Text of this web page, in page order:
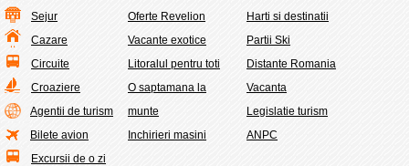
Sejur
Cazare
Circuite
Croaziere
Agentii de turism
Bilete avion
Excursii de o zi
Oferte Revelion
Vacante exotice
Litoralul pentru toti
O saptamana la
munte
Inchirieri masini
Harti si destinatii
Partii Ski
Distante Romania
Vacanta
Legislatie turism
ANPC